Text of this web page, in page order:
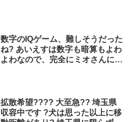
数字のIQゲーム、難しそうだった
ね? あいえすは数字も暗算もよわ
よわなので、完全にミオさんに任
拡散希望???? 大至急?? 埼玉県
収容中です ?犬は思った以上に移